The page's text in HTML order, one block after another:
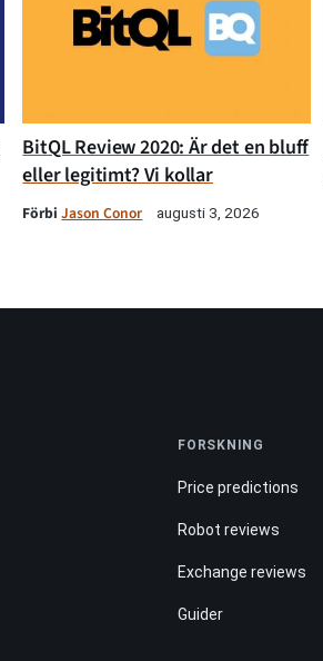
BitQL Review 2020: Är det en bluff
eller legitimt? Vi kollar
FörbiJason Conor augusti 3, 2026
FORSKNING
Price predictions
Robot reviews
Exchange reviews
Guider